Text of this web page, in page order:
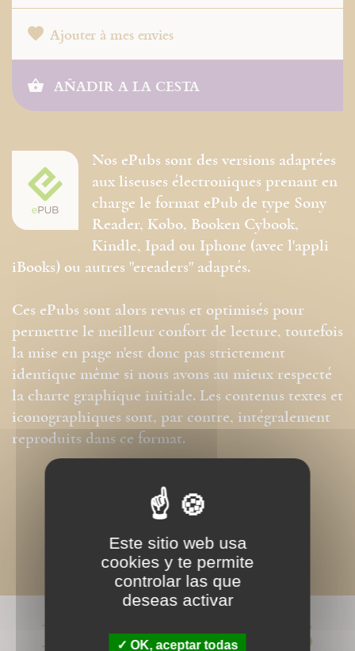
Ajouter à mes envies
AÑADIR A LA CESTA
Nos ePubs sont des versions adaptées
aux liseuses électroniques prenant en
charge le format ePub de type Sony
Reader, Kobo, Booken Cybook,
Kindle, Ipad ou Iphone (avec l'appli
iBooks) ou autres "ereaders" adaptés.
Ces ePubs sont alors revus et optimisés pour
permettre le meilleur confort de lecture, toutefois
la mise en page n'est donc pas strictement
identique même si nous avons au mieux respecté
la charte graphique initiale. Les contenus textes et
iconographiques sont, par contre, intégralement
reproduits dans ce format.
LIVRES ASSOCIÉS
Este sitio web usa
cookies y te permite
controlar las que
deseas activar
OK, aceptar todas